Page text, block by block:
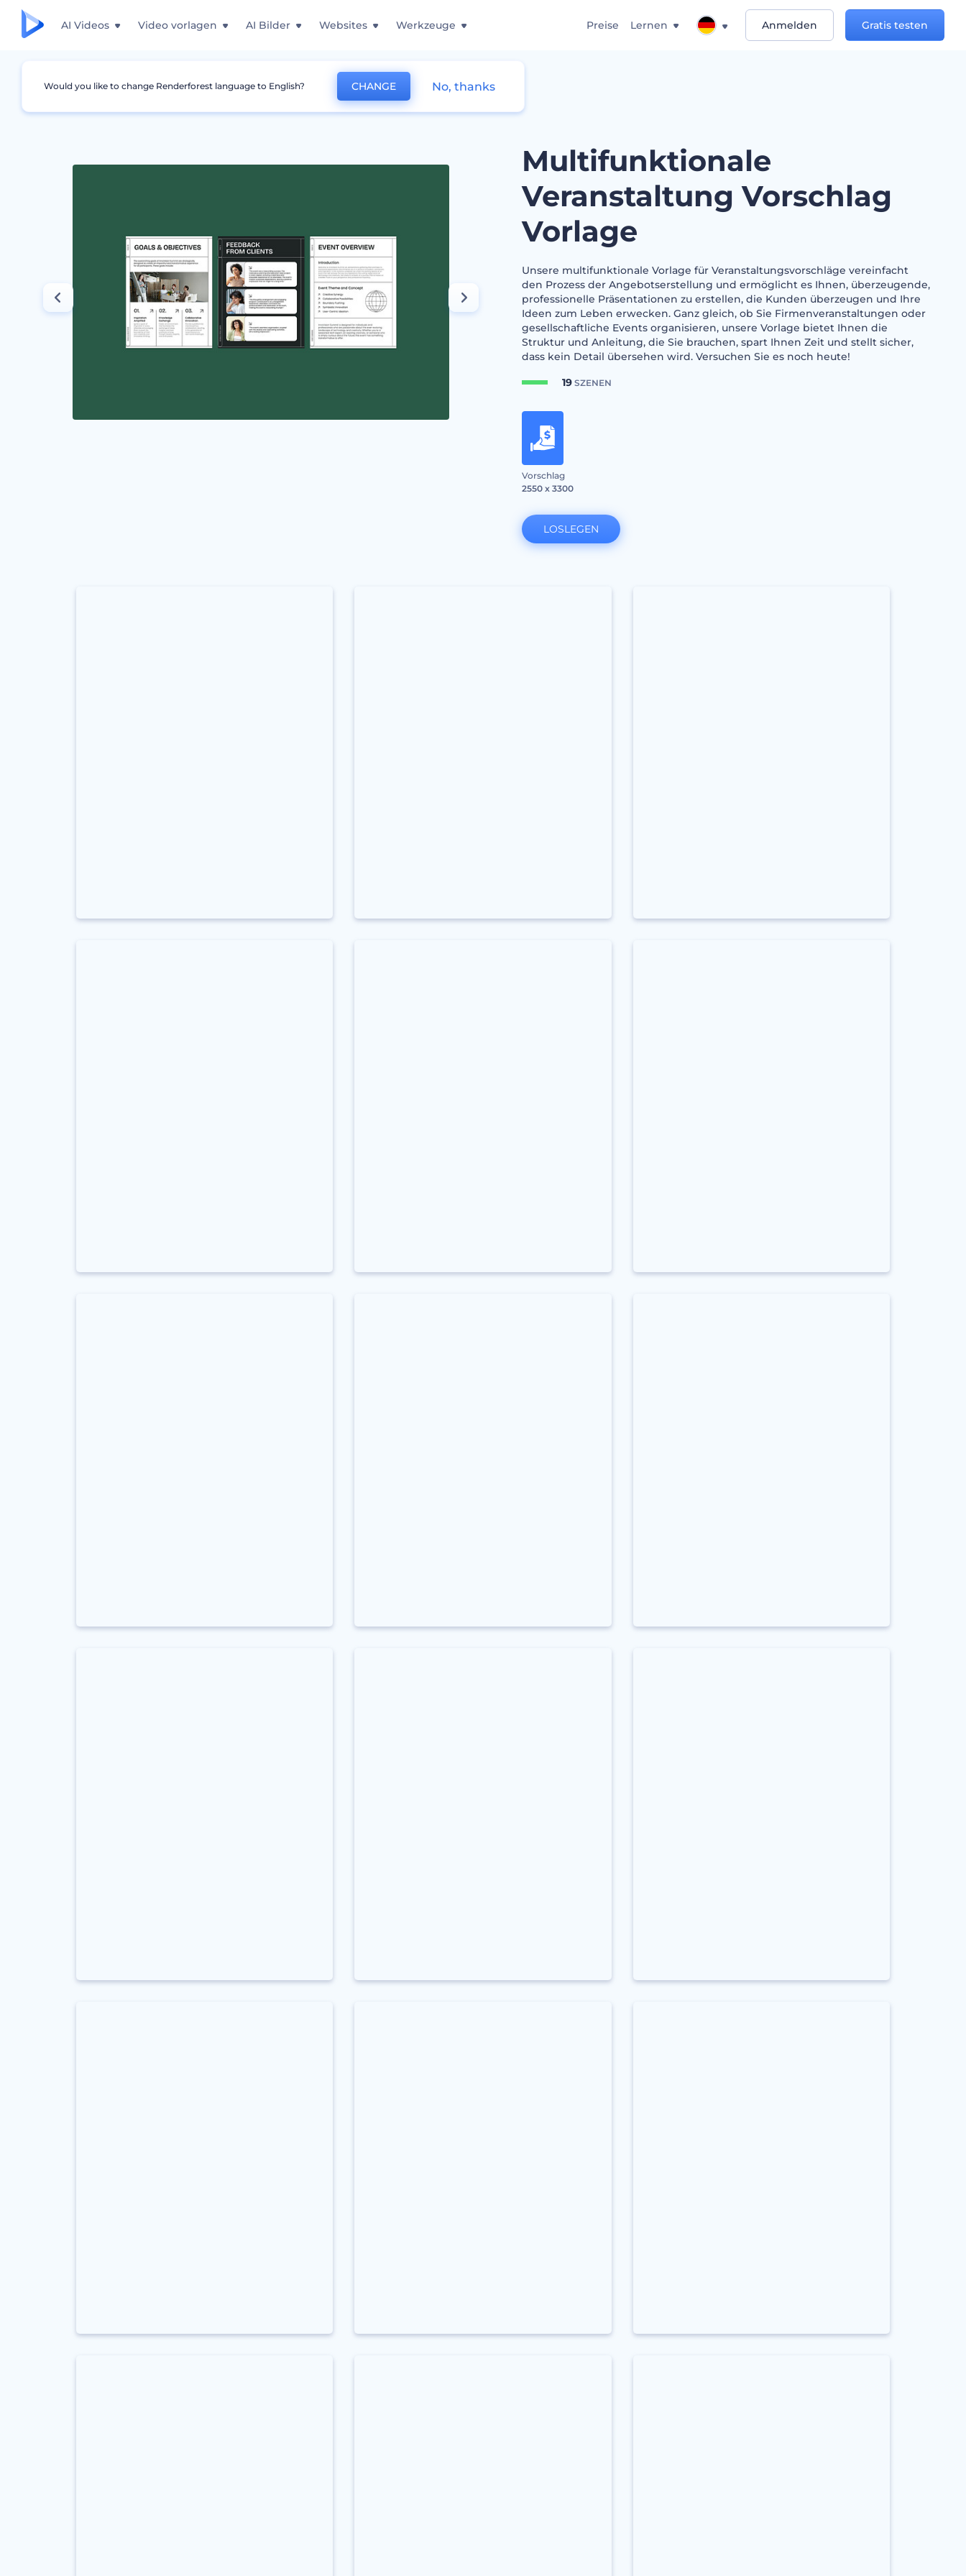
AI Videos Video vorlagen AI Bilder Websites Werkzeuge Preise Lernen Anmelden Gratis testen
Grafiken Vorschlag Multifunktionale Veranstaltung Vorschlag Vorlage
Multifunktionale
Veranstaltung Vorschlag
Vorlage
Unsere multifunktionale Vorlage für Veranstaltungsvorschläge vereinfacht
den Prozess der Angebotserstellung und ermöglicht es Ihnen, überzeugende,
professionelle Präsentationen zu erstellen, die Kunden überzeugen und Ihre
Ideen zum Leben erwecken. Ganz gleich, ob Sie Firmenveranstaltungen oder
gesellschaftliche Events organisieren, unsere Vorlage bietet Ihnen die
Struktur und Anleitung, die Sie brauchen, spart Ihnen Zeit und stellt sicher,
dass kein Detail übersehen wird. Versuchen Sie es noch heute!
19SZENEN
Vorschlag
2550 x 3300
LOSLEGEN
Would you like to change Renderforest language to English? CHANGE No, thanks